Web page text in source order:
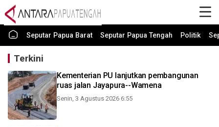
Seputar Papua Barat Seputar Papua Tengah Politik
Terkini
Kementerian PU lanjutkan pembangunan
ruas jalan Jayapura--Wamena
Senin, 3 Agustus 2026 6:55